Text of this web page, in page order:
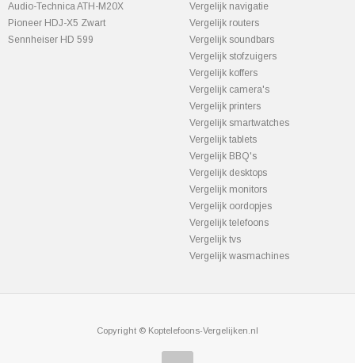
Audio-Technica ATH-M20X
Pioneer HDJ-X5 Zwart
Sennheiser HD 599
Vergelijk navigatie
Vergelijk routers
Vergelijk soundbars
Vergelijk stofzuigers
Vergelijk koffers
Vergelijk camera's
Vergelijk printers
Vergelijk smartwatches
Vergelijk tablets
Vergelijk BBQ's
Vergelijk desktops
Vergelijk monitors
Vergelijk oordopjes
Vergelijk telefoons
Vergelijk tvs
Vergelijk wasmachines
Copyright © Koptelefoons-Vergelijken.nl